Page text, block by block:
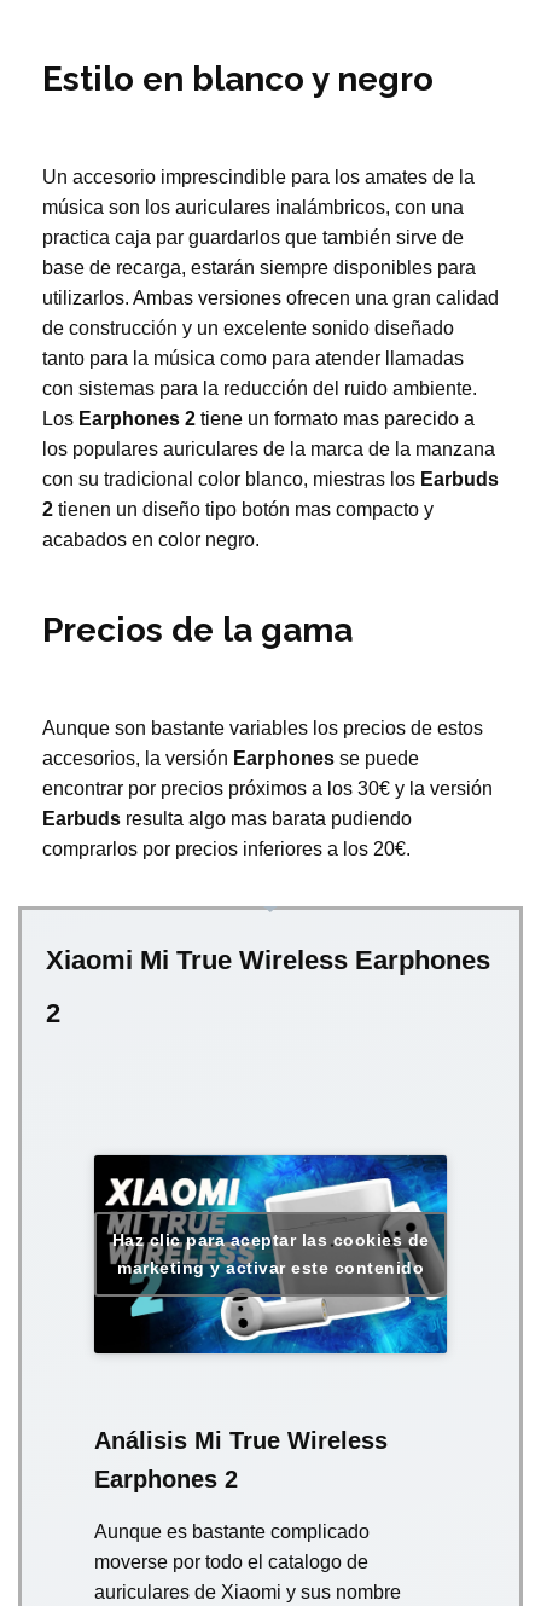
Estilo en blanco y negro
Un accesorio imprescindible para los amates de la
música son los auriculares inalámbricos, con una
practica caja par guardarlos que también sirve de
base de recarga, estarán siempre disponibles para
utilizarlos. Ambas versiones ofrecen una gran calidad
de construcción y un excelente sonido diseñado
tanto para la música como para atender llamadas
con sistemas para la reducción del ruido ambiente.
Los Earphones 2 tiene un formato mas parecido a
los populares auriculares de la marca de la manzana
con su tradicional color blanco, miestras los Earbuds
2 tienen un diseño tipo botón mas compacto y
acabados en color negro.
Precios de la gama
Aunque son bastante variables los precios de estos
accesorios, la versión Earphones se puede
encontrar por precios próximos a los 30€ y la versión
Earbuds resulta algo mas barata pudiendo
comprarlos por precios inferiores a los 20€.
Xiaomi Mi True Wireless Earphones
2
Haz clic para aceptar las cookies de
marketing y activar este contenido
Análisis Mi True Wireless
Earphones 2
Aunque es bastante complicado
moverse por todo el catalogo de
auriculares de Xiaomi y sus nombre